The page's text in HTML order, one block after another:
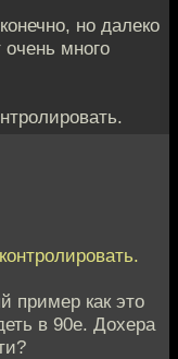
но далеко
много
пример как это
в 90е. Дохера